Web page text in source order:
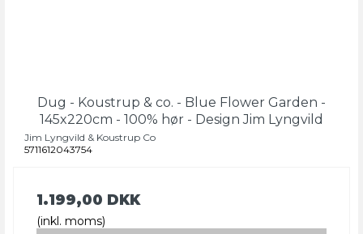
Dug - Koustrup & co. - Blue Flower Garden -
145x220cm - 100% hør - Design Jim Lyngvild
Jim Lyngvild & Koustrup Co
5711612043754
1.199,00 DKK
(inkl. moms)